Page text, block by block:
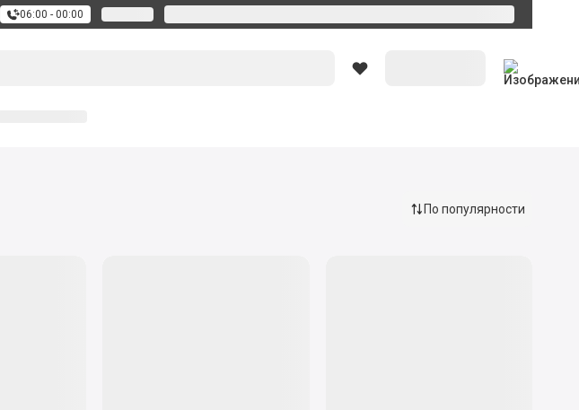
06:00 - 00:00
По популярности